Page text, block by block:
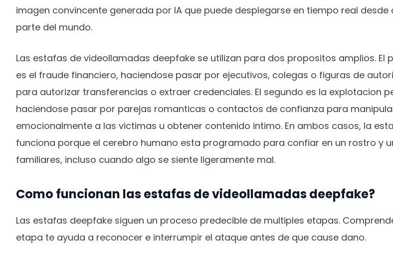
imagen convincente generada por IA que puede desplegarse en tiempo real desde
parte del mundo.
Las estafas de videollamadas deepfake se utilizan para dos propositos amplios. El
es el fraude financiero, haciendose pasar por ejecutivos, colegas o figuras de
para autorizar transferencias o extraer credenciales. El segundo es la explotacion
haciendose pasar por parejas romanticas o contactos de confianza para
emocionalmente a las victimas u obtener contenido intimo. En ambos casos, la
funciona porque el cerebro humano esta programado para confiar en un rostro y
familiares, incluso cuando algo se siente ligeramente mal.
Como funcionan las estafas de videollamadas deepfake?
Las estafas deepfake siguen un proceso predecible de multiples etapas.
etapa te ayuda a reconocer e interrumpir el ataque antes de que cause dano.